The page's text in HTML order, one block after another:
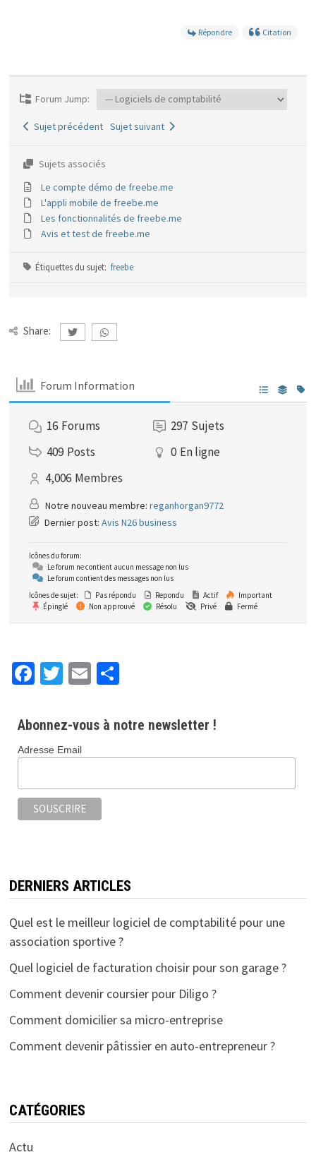
Répondre Citation
Forum Jump:
Sujet précédent Sujet suivant
Sujets associés
Le compte démo de freebe.me
L'appli mobile de freebe.me
Les fonctionnalités de freebe.me
Avis et test de freebe.me
Étiquettes du sujet: freebe
Share:
Forum Information
16 Forums 297 Sujets
409 Posts 0 En ligne
4,006 Membres
Notre nouveau membre: reganhorgan9772
Dernier post: Avis N26 business
Icônes du forum:
Le forum ne contient aucun message non lus
Le forum contient des messages non lus
Icônes de sujet:
Pas répondu Repondu Actif
Important
Épinglé
Non approuvé Résolu Privé Fermé
Fa
b
o
o
k
T
tt
er
E
ai
P
ta
r
Abonnez-vous à notre newsletter !
Adresse Email
DERNIERS ARTICLES
Quel est le meilleur logiciel de comptabilité pour une
association sportive ?
Quel logiciel de facturation choisir pour son garage ?
Comment devenir coursier pour Diligo ?
Comment domicilier sa micro-entreprise
Comment devenir pâtissier en auto-entrepreneur ?
CATÉGORIES
Actu